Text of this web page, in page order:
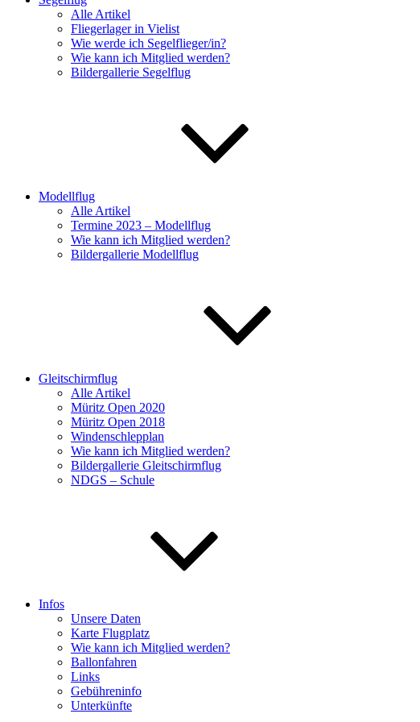
Alle Artikel
Fliegerlager in Vielist
Wie werde ich Segelflieger/in?
Wie kann ich Mitglied werden?
Bildergallerie Segelflug
Modellflug
Alle Artikel
Termine 2023 – Modellflug
Wie kann ich Mitglied werden?
Bildergallerie Modellflug
Gleitschirmflug
Alle Artikel
Müritz Open 2020
Müritz Open 2018
Windenschlepplan
Wie kann ich Mitglied werden?
Bildergallerie Gleitschirmflug
NDGS – Schule
Infos
Unsere Daten
Karte Flugplatz
Wie kann ich Mitglied werden?
Ballonfahren
Links
Gebühreninfo
Unterkünfte